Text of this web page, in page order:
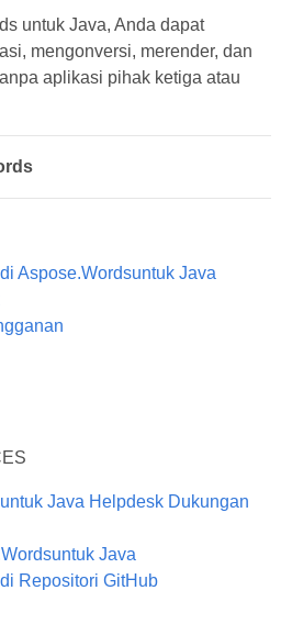
untuk Java, Anda dapat
mengonversi, merender, dan
aplikasi pihak ketiga atau
Aspose.Wordsuntuk Java
Java Helpdesk Dukungan
Java
Repositori GitHub